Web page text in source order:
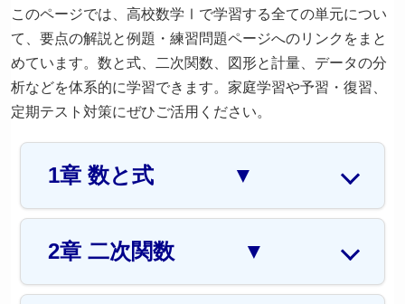
このページでは、高校数学Ⅰで学習する全ての単元につい
て、要点の解説と例題・練習問題ページへのリンクをまと
めています。数と式、二次関数、図形と計量、データの分
析などを体系的に学習できます。家庭学習や予習・復習、
定期テスト対策にぜひご活用ください。
1章 数と式 ▼
2章 二次関数 ▼